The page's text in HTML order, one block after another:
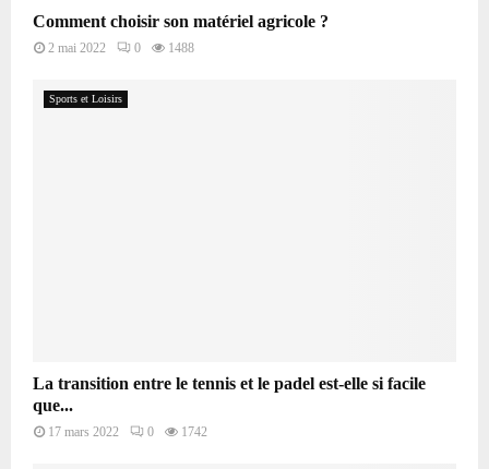
Comment choisir son matériel agricole ?
2 mai 2022 0 1488
Sports et Loisirs
La transition entre le tennis et le padel est-elle si facile
que...
17 mars 2022 0 1742